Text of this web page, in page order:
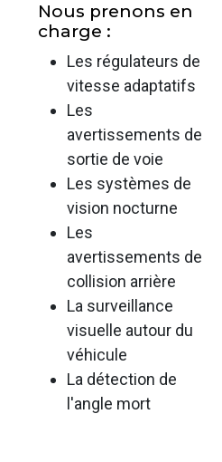
Nous prenons en
charge :
Les régulateurs de
vitesse adaptatifs
Les
avertissements de
sortie de voie
Les systèmes de
vision nocturne
Les
avertissements de
collision arrière
La surveillance
visuelle autour du
véhicule
La détection de
l'angle mort